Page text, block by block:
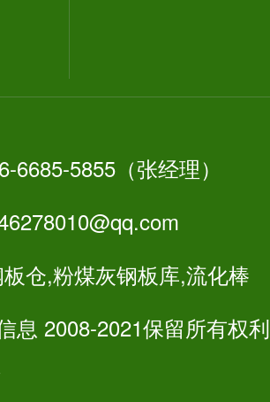
6685-5855（张经理）
仓,粉煤灰钢板库,流化棒
息 2008-2021保留所有权利